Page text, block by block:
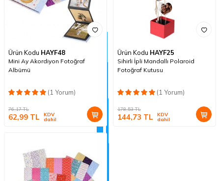
Ürün Kodu HAYF48
Mini Ay Akordiyon Fotoğraf
Albümü
(1 Yorum)
76,17TL
62,99 TL KDV
dahil
Ürün Kodu HAYF25
Sihirli İpli Mandallı Polaroid
Fotoğraf Kutusu
(1 Yorum)
178,53TL
144,73 TL KDV
dahil